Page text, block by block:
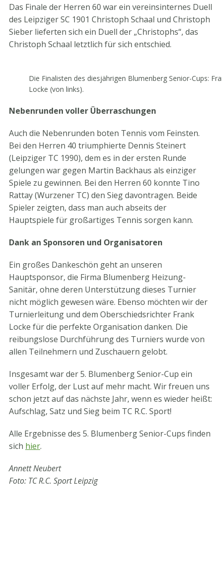
Das Finale der Herren 60 war ein vereinsinternes Duell
des Leipziger SC 1901 Christoph Schaal und Christoph
Sieber lieferten sich ein Duell der „Christophs“, das
Christoph Schaal letztlich für sich entschied.
Die Finalisten des diesjährigen Blumenberg Senior-Cups:
Locke (von links).
Nebenrunden voller Überraschungen
Auch die Nebenrunden boten Tennis vom Feinsten.
Bei den Herren 40 triumphierte Dennis Steinert
(Leipziger TC 1990), dem es in der ersten Runde
gelungen war gegen Martin Backhaus als einziger
Spiele zu gewinnen. Bei den Herren 60 konnte Tino
Rattay (Wurzener TC) den Sieg davontragen. Beide
Spieler zeigten, dass man auch abseits der
Hauptspiele für großartiges Tennis sorgen kann.
Dank an Sponsoren und Organisatoren
Ein großes Dankeschön geht an unseren
Hauptsponsor, die Firma Blumenberg Heizung-
Sanitär, ohne deren Unterstützung dieses Turnier
nicht möglich gewesen wäre. Ebenso möchten wir der
Turnierleitung und dem Oberschiedsrichter Frank
Locke für die perfekte Organisation danken. Die
reibungslose Durchführung des Turniers wurde von
allen Teilnehmern und Zuschauern gelobt.
Insgesamt war der 5. Blumenberg Senior-Cup ein
voller Erfolg, der Lust auf mehr macht. Wir freuen uns
schon jetzt auf das nächste Jahr, wenn es wieder heißt:
Aufschlag, Satz und Sieg beim TC R.C. Sport!
Alle Ergebnisse des 5. Blumenberg Senior-Cups finden
sich hier.
Annett Neubert
Foto: TC R.C. Sport Leipzig